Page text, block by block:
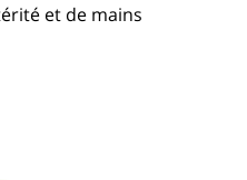
et de mains